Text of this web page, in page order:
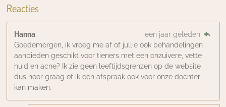
Reacties
Hanna
een jaar geleden
Goedemorgen, ik vroeg me af of jullie ook behandelingen
aanbieden geschikt voor tieners met een onzuivere, vette
huid en acne? Ik zie geen leeftijdsgrenzen op de website
dus hoor graag of ik een afspraak ook voor onze dochter
kan maken.